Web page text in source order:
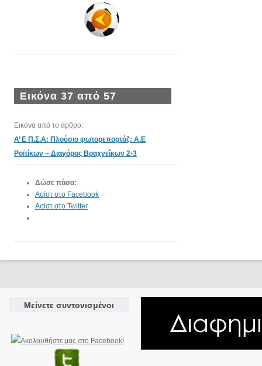
Εικόνα 37 από 57
Εικόνα από το άρθρο:
A’ Ε Π.Σ.Α: Πλούσιο φωτορεπορτάζ: Α.Ε
Ροϊτίκων – Διαγόρας Βραχνεΐκων 2-3
Δώσε πάσα:
Ασίστ στο Facebook
Ασίστ στο Twitter
Μείνετε συντονισμένοι